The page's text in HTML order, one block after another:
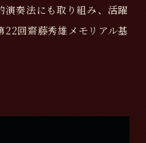
演奏法にも取り組み、活躍
回齋藤秀雄メモリアル基